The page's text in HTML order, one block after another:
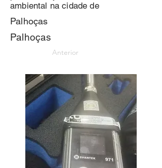
ambiental na cidade de
Palhoças
Palhoças
Anterior